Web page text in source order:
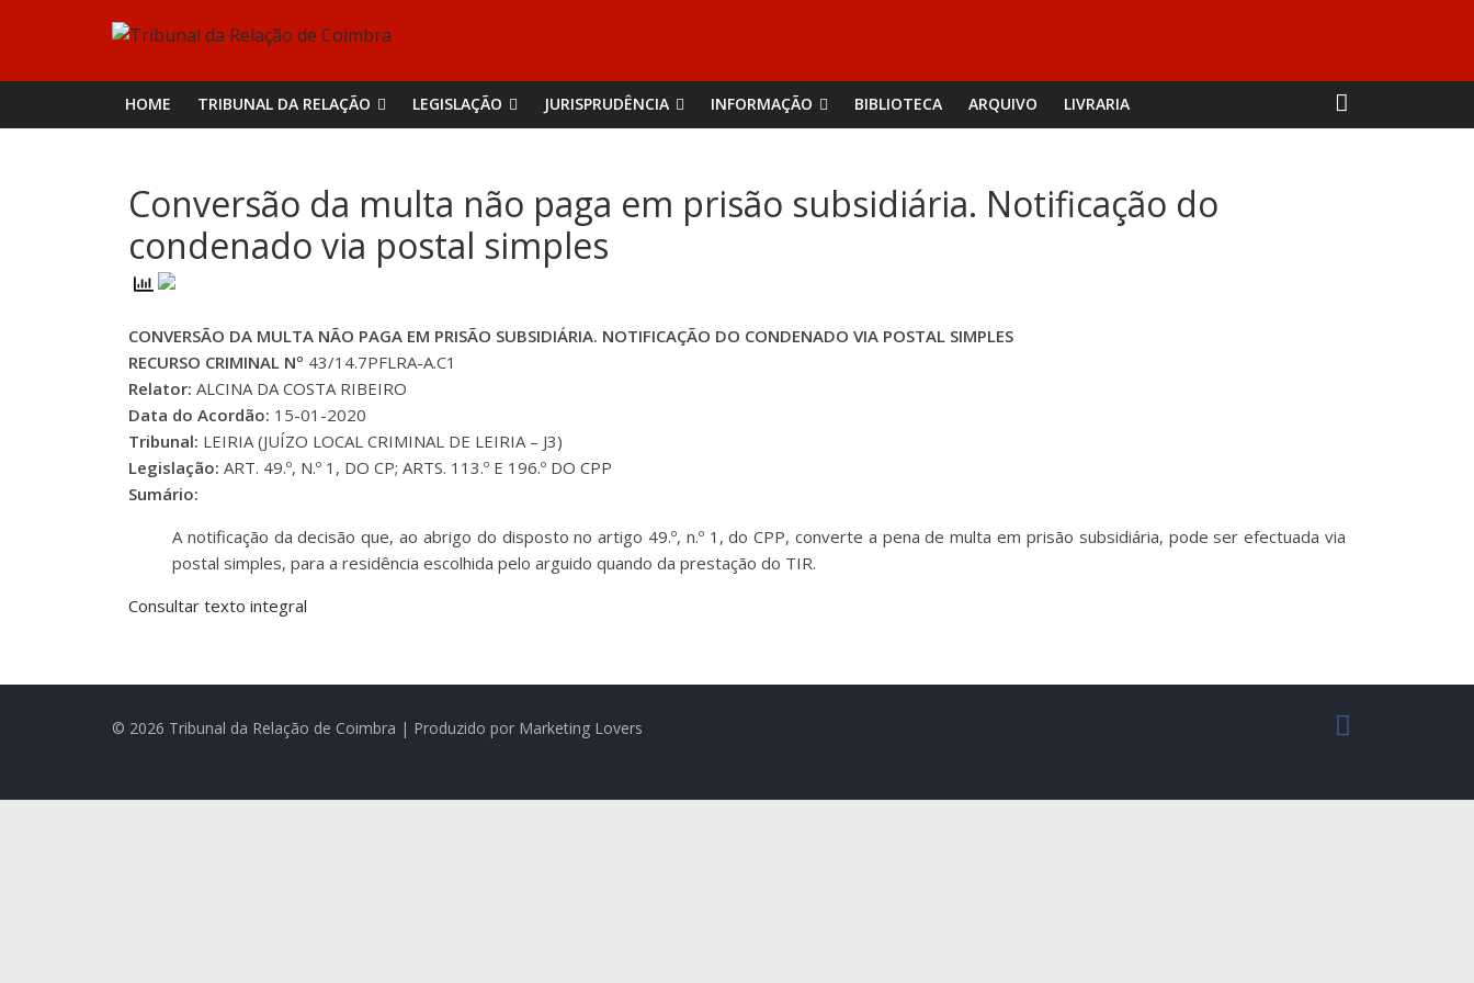
Tribunal
da
de
Coimbra
HOME TRIBUNAL DA RELAÇÃO LEGISLAÇÃO JURISPRUDÊNCIA INFORMAÇÃO BIBLIOTECA ARQUIVO LIVRARIA
Conversão da multa não paga em prisão subsidiária. Notificação do
condenado via postal simples
CONVERSÃO DA MULTA NÃO PAGA EM PRISÃO SUBSIDIÁRIA. NOTIFICAÇÃO DO CONDENADO VIA POSTAL SIMPLES
RECURSO CRIMINAL Nº 43/14.7PFLRA-A.C1
Relator: ALCINA DA COSTA RIBEIRO
Data do Acordão: 15-01-2020
Tribunal: LEIRIA (JUÍZO LOCAL CRIMINAL DE LEIRIA – J3)
Legislação: ART. 49.º, N.º 1, DO CP; ARTS. 113.º E 196.º DO CPP
Sumário:
A notificação da decisão que, ao abrigo do disposto no artigo 49.º, n.º 1, do CPP, converte a pena de multa em prisão subsidiária, pode ser efectuada via
postal simples, para a residência escolhida pelo arguido quando da prestação do TIR.
Consultar texto integral
© 2026 Tribunal da Relação de Coimbra | Produzido por Marketing Lovers